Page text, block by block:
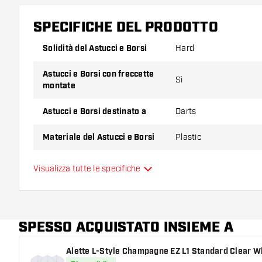
SPECIFICHE DEL PRODOTTO
Solidità del Astucci e Borsi Hard
Astucci e Borsi con freccette
montate
Sì
Astucci e Borsi destinato a Darts
Materiale del Astucci e Borsi Plastic
Capacità del Astucci e Borsi
Colore principale
Visualizza tutte le specifiche
SPESSO ACQUISTATO INSIEME A
Alette L-Style Champagne EZ L1 Standard Clear